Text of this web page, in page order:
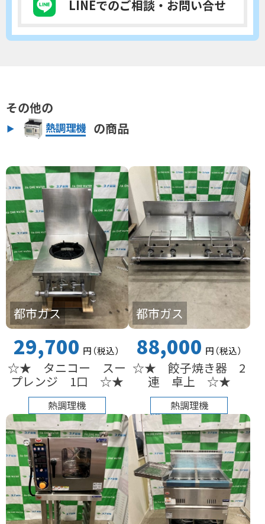
LINEでのご相談 ・お問い合せ
その他の
熱調理機 の商品
都市ガス
29,700 円（税込）
☆★ タニコー スー
プレンジ 1口 ☆★
熱調理機
都市ガス
88,000 円（税込）
☆★ 餃子焼き器 2
連 卓上 ☆★
熱調理機